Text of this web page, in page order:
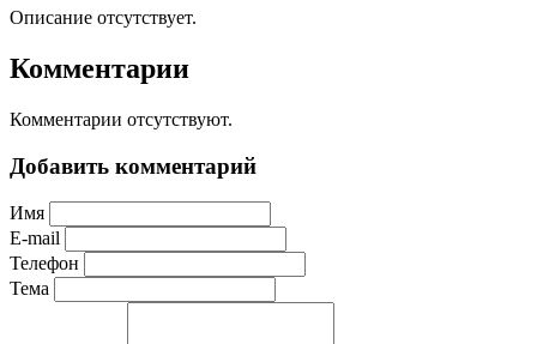
Описание отсутствует.
Комментарии
Комментарии отсутствуют.
Добавить комментарий
Имя
E-mail
Телефон
Тема